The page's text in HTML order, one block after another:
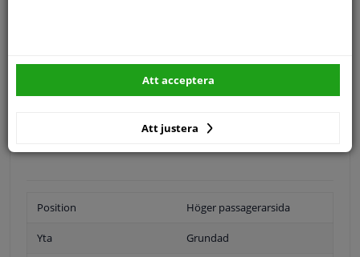
SÖK
Position Höger passagerarsida
Yta Grundad
Att justera
Att acceptera